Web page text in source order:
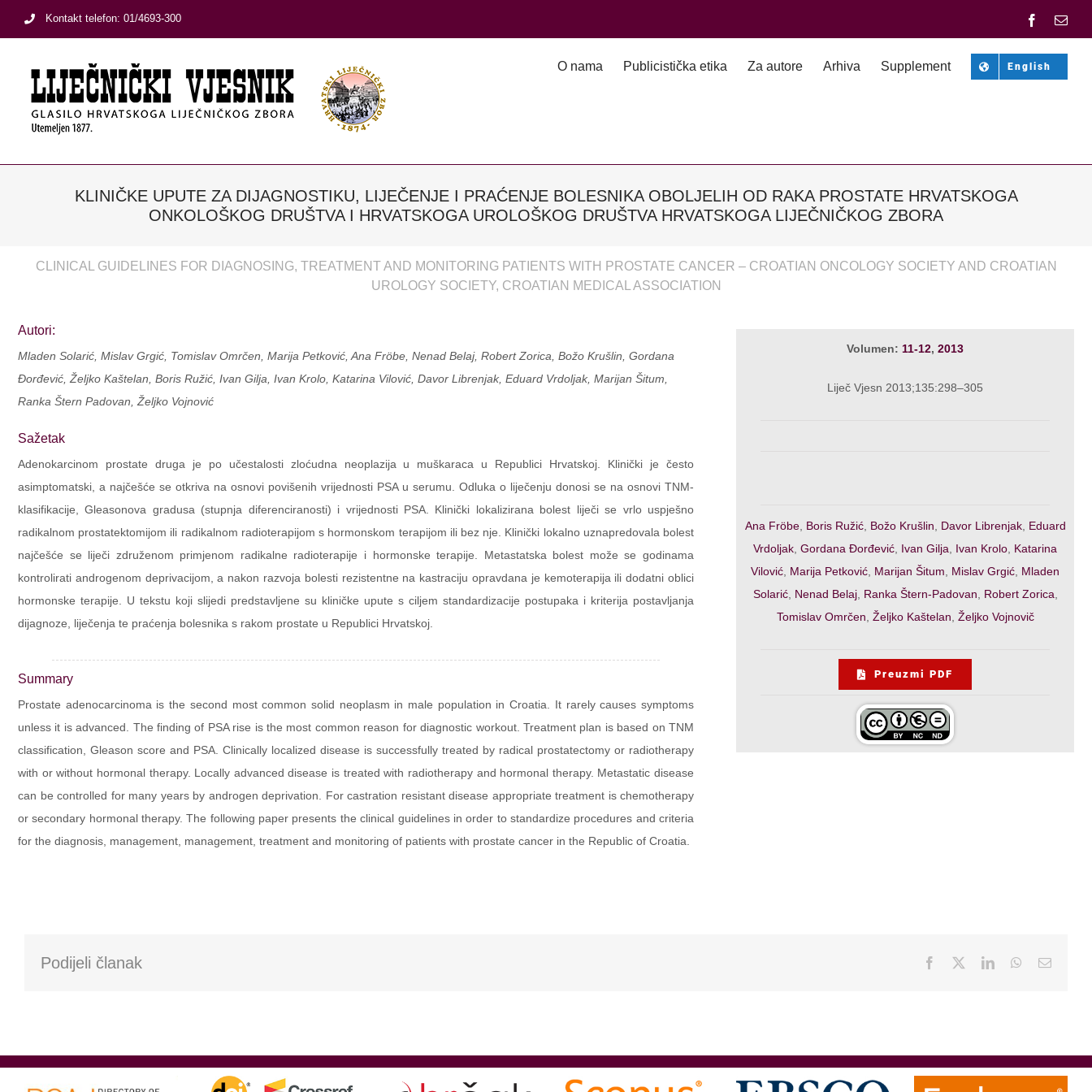
Kontakt telefon: 01/4693-300 Facebook
O nama Publicistička etika Za autore Arhiva Supplement English
KLINIČKE UPUTE ZA DIJAGNOSTIKU, LIJEČENJE I PRAĆENJE BOLESNIKA OBOLJELIH OD RAKA PROSTATE HRVATSKOGA
ONKOLOŠKOG DRUŠTVA I HRVATSKOGA UROLOŠKOG DRUŠTVA HRVATSKOGA LIJEČNIČKOG ZBORA
CLINICAL GUIDELINES FOR DIAGNOSING, TREATMENT AND MONITORING PATIENTS WITH PROSTATE CANCER – CROATIAN ONCOLOGY SOCIETY AND CROATIAN
UROLOGY SOCIETY, CROATIAN MEDICAL ASSOCIATION
Autori:
Mladen Solarić, Mislav Grgić, Tomislav Omrčen, Marija Petković, Ana Fröbe, Nenad Belaj, Robert Zorica, Božo Krušlin, Gordana
Đorđević, Željko Kaštelan, Boris Ružić, Ivan Gilja, Ivan Krolo, Katarina Vilović, Davor Librenjak, Eduard Vrdoljak, Marijan Šitum,
Ranka Štern Padovan, Željko Vojnović
Sažetak
Adenokarcinom prostate druga je po učestalosti zloćudna neoplazija u muškaraca u Republici Hrvatskoj. Klinički je često
asimptomatski, a najčešće se otkriva na osnovi povišenih vrijednosti PSA u serumu. Odluka o liječenju donosi se na osnovi TNM-
klasifikacije, Gleasonova gradusa (stupnja diferenciranosti) i vrijednosti PSA. Klinički lokalizirana bolest liječi se vrlo uspješno
radikalnom prostatektomijom ili radikalnom radioterapijom s hormonskom terapijom ili bez nje. Klinički lokalno uznapredovala bolest
najčešće se liječi združenom primjenom radikalne radioterapije i hormonske terapije. Metastatska bolest može se godinama
kontrolirati androgenom deprivacijom, a nakon razvoja bolesti rezistentne na kastraciju opravdana je kemoterapija ili dodatni oblici
hormonske terapije. U tekstu koji slijedi predstavljene su kliničke upute s ciljem standardizacije postupaka i kriterija postavljanja
dijagnoze, liječenja te praćenja bolesnika s rakom prostate u Republici Hrvatskoj.
Summary
Prostate adenocarcinoma is the second most common solid neoplasm in male population in Croatia. It rarely causes symptoms
unless it is advanced. The finding of PSA rise is the most common reason for diagnostic workout. Treatment plan is based on TNM
classification, Gleason score and PSA. Clinically localized disease is successfully treated by radical prostatectomy or radiotherapy
with or without hormonal therapy. Locally advanced disease is treated with radiotherapy and hormonal therapy. Metastatic disease
can be controlled for many years by androgen deprivation. For castration resistant disease appropriate treatment is chemotherapy
or secondary hormonal therapy. The following paper presents the clinical guidelines in order to standardize procedures and criteria
for the diagnosis, management, management, treatment and monitoring of patients with prostate cancer in the Republic of Croatia.
Volumen: 11-12, 2013
Liječ Vjesn 2013;135:298–305
Ana Fröbe, Boris Ružić, Božo Krušlin, Davor Librenjak, Eduard
Vrdoljak, Gordana Đorđević, Ivan Gilja, Ivan Krolo, Katarina
Vilović, Marija Petković, Marijan Šitum, Mislav Grgić, Mladen
Solarić, Nenad Belaj, Ranka Štern-Padovan, Robert Zorica,
Tomislav Omrčen, Željko Kaštelan, Željko Vojnovič
Preuzmi PDF
Podijeli članak Facebook LinkedInWhatsApp
Email: